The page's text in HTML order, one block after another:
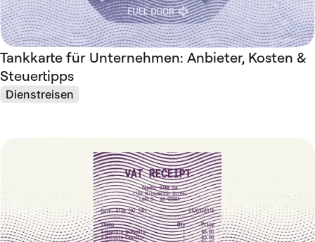
Tankkarte für Unternehmen: Anbieter, Kosten &
Steuertipps
Dienstreisen